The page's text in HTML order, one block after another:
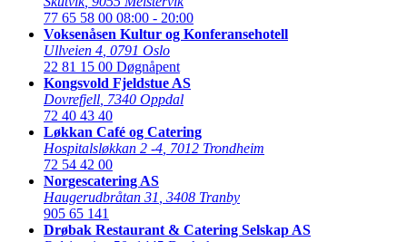
77 65 58 00 08:00 - 20:00
Voksenåsen Kultur og Konferansehotell
Ullveien 4 0791 Oslo
22 81 15 00 Døgnåpent
Kongsvold Fjeldstue AS
Dovrefjell 7340 Oppdal
72 40 43 40
Løkkan Café og Catering
Hospitalsløkkan 2 -4 7012 Trondheim
72 54 42 00
Norgescatering AS
Haugerudbråtan 31 3408 Tranby
905 65 141
Drøbak Restaurant & Catering Selskap AS